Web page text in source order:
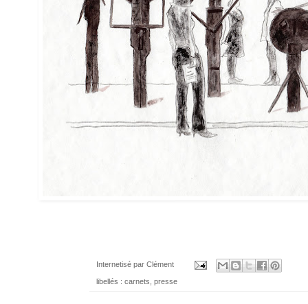
Internetisé par Clément
libellés : carnets presse